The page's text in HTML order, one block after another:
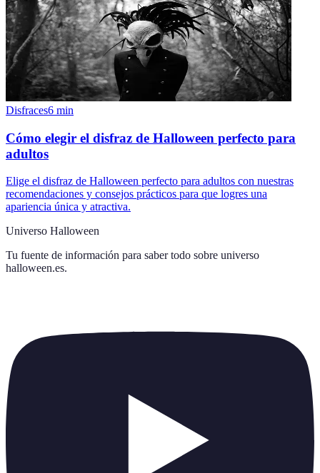
Disfraces6 min
Cómo elegir el disfraz de Halloween perfecto para
adultos
Elige el disfraz de Halloween perfecto para adultos con nuestras
recomendaciones y consejos prácticos para que logres una
apariencia única y atractiva.
Universo Halloween
Tu fuente de información para saber todo sobre universo
halloween.es.